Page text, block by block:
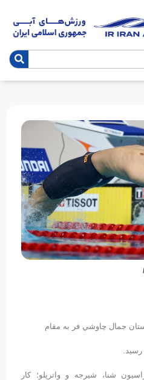
جمال چاوشي فر به مقام
شنا، شیرجه و واترپلو؛ کار